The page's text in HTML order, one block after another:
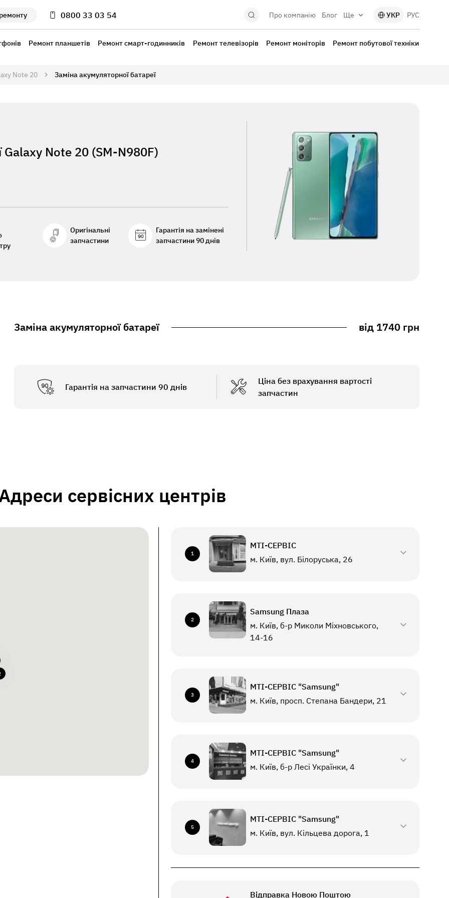
0800 33 03 54 Про компанію Блог Ще УКР РУС
Ремонт планшетів Ремонт смарт-годинників Ремонт телевізорів Ремонт моніторів Ремонт побутової техніки
Note 20 Заміна акумуляторної батареї
Galaxy Note 20 (SM-N980F)
Оригінальні
запчастини
Гарантія на замінені
запчастини 90 днів
Заміна акумуляторної батареї від 1740 грн
Гарантія на запчастини 90 днів
Ціна без врахування вартості
запчастин
сервісних центрів
1
МТI-СЕРВІС
м. Київ, вул. Білоруська, 26
2
Samsung Плаза
м. Київ, б-р Миколи Міхновського,
14-16
3
МТI-СЕРВІС "Samsung"
м. Київ, просп. Степана Бандери, 21
4
МТI-СЕРВІС "Samsung"
м. Київ, б-р Лесі Українки, 4
5
МТI-СЕРВІС "Samsung"
м. Київ, вул. Кільцева дорога, 1
Відправка Новою Поштою